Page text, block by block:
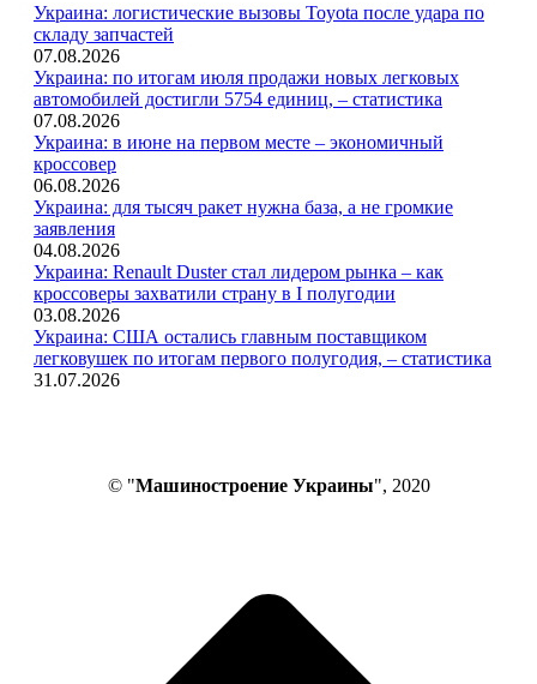
Украина: логистические вызовы Toyota после удара по
складу запчастей
07.08.2026
Украина: по итогам июля продажи новых легковых
автомобилей достигли 5754 единиц, – статистика
07.08.2026
Украина: в июне на первом месте – экономичный
кроссовер
06.08.2026
Украина: для тысяч ракет нужна база, а не громкие
заявления
04.08.2026
Украина: Renault Duster стал лидером рынка – как
кроссоверы захватили страну в I полугодии
03.08.2026
Украина: США остались главным поставщиком
легковушек по итогам первого полугодия, – статистика
31.07.2026
© "Машиностроение Украины", 2020